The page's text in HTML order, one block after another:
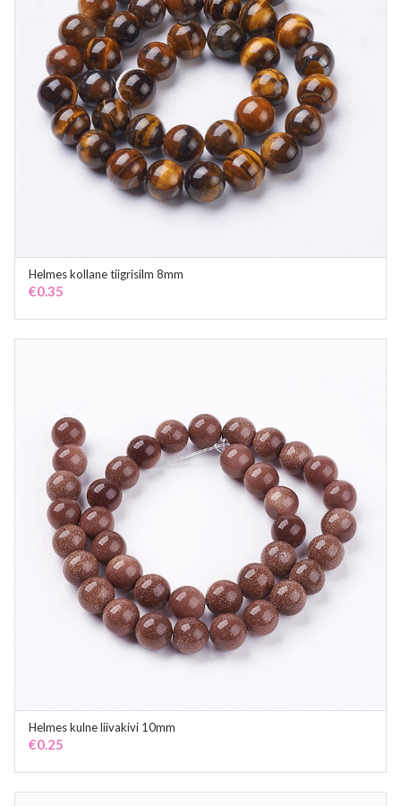
ADD TO CART
Helmes kollane tiigrisilm 8mm
€0.35
Helmes kulne liivakivi 10mm
€0.25